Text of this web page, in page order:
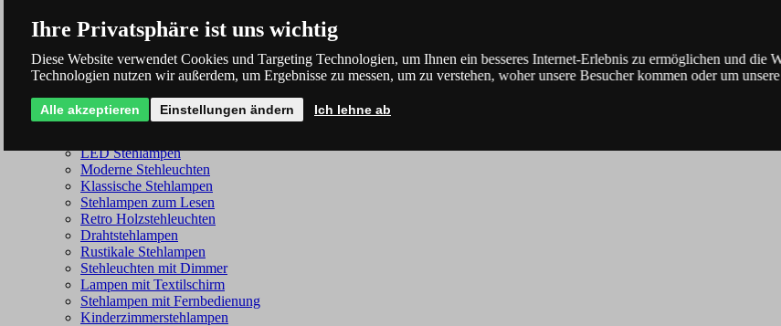
LED Stehlampen
Moderne Stehleuchten
Klassische Stehlampen
Stehlampen zum Lesen
Retro Holzstehleuchten
Drahtstehlampen
Rustikale Stehlampen
Stehleuchten mit Dimmer
Lampen mit Textilschirm
Stehlampen mit Fernbedienung
Kinderzimmerstehlampen
Ihre Privatsphäre ist uns wichtig
Diese Website verwendet Cookies und Targeting Technologien, um Ihnen ein besseres Internet-Erlebnis zu ermöglichen und die
Technologien nutzen wir außerdem, um Ergebnisse zu messen, um zu verstehen, woher unsere Besucher kommen oder um
Alle akzeptieren Einstellungen ändern Ich lehne ab